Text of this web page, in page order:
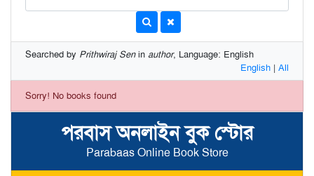
পরবাস অনলাইন বুক স্টোর
Parabaas Online Book Store
Searched by Prithwiraj Senin author, Language: English
English | All
Sorry! No books found